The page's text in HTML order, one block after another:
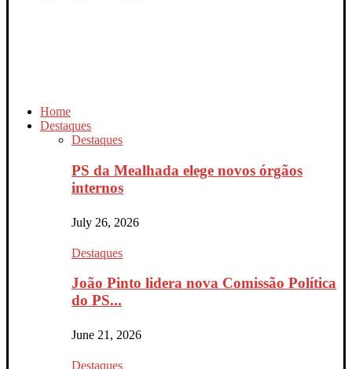
Home
Destaques
Destaques
PS da Mealhada elege novos órgãos
internos
July 26, 2026
Destaques
João Pinto lidera nova Comissão Política
do PS...
June 21, 2026
Destaques